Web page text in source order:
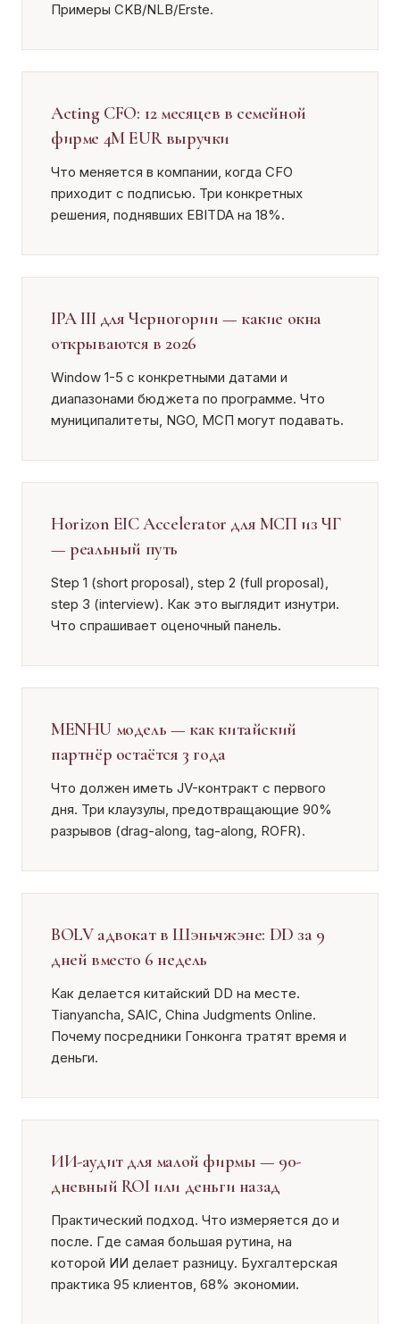
Примеры CKB/NLB/Erste.
Acting CFO: 12 месяцев в семейной
фирме 4М EUR выручки
Что меняется в компании, когда CFO
приходит с подписью. Три конкретных
решения, поднявших EBITDA на 18%.
IPA III для Черногории — какие окна
открываются в 2026
Window 1-5 с конкретными датами и
диапазонами бюджета по программе. Что
муниципалитеты, NGO, МСП могут подавать.
Horizon EIC Accelerator для МСП из ЧГ
— реальный путь
Step 1 (short proposal), step 2 (full proposal),
step 3 (interview). Как это выглядит изнутри.
Что спрашивает оценочный панель.
MENHU модель — как китайский
партнёр остаётся 3 года
Что должен иметь JV-контракт с первого
дня. Три клаузулы, предотвращающие 90%
разрывов (drag-along, tag-along, ROFR).
BOLV адвокат в Шэньчжэне: DD за 9
дней вместо 6 недель
Как делается китайский DD на месте.
Tianyancha, SAIC, China Judgments Online.
Почему посредники Гонконга тратят время и
деньги.
ИИ-аудит для малой фирмы — 90-
дневный ROI или деньги назад
Практический подход. Что измеряется до и
после. Где самая большая рутина, на
которой ИИ делает разницу. Бухгалтерская
практика 95 клиентов, 68% экономии.